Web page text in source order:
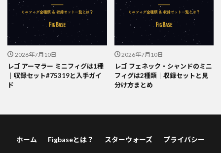
2026年7月10日
レゴ アーマラー ミニフィグは1種
｜収録セット#75319と入手ガイ
ド
2026年7月10日
レゴ フェネック・シャンドのミニ
フィグは2種類｜収録セットと見
分け方まとめ
ホーム Figbaseとは？ スターウォーズ プライバシー